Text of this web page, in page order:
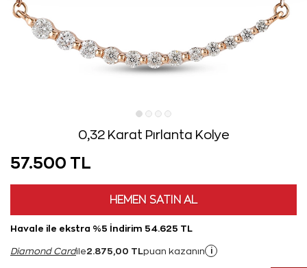
0,32 Karat Pırlanta Kolye
57.500 TL
HEMEN SATIN AL
Havale ile ekstra %5 İndirim 54.625 TL
Diamond Cardile2.875,00 TL puan kazanın i